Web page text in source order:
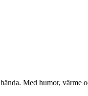
Med humor, värme